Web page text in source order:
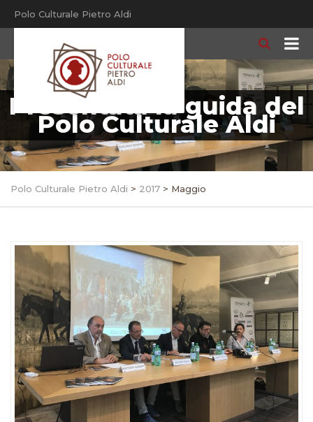
Polo Culturale Pietro Aldi
Presentata la guida del
Polo Culturale Aldi
Polo Culturale Pietro Aldi > 2017 > Maggio